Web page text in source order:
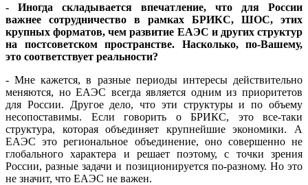
- Иногда складывается впечатление, что для России
важнее сотрудничество в рамках БРИКС, ШОС, этих
крупных форматов, чем развитие ЕАЭС и других структур
на постсоветском пространстве. Насколько, по-Вашему,
это соответствует реальности?
- Мне кажется, в разные периоды интересы действительно
меняются, но ЕАЭС всегда является одним из приоритетов
для России. Другое дело, что эти структуры и по объему
несопоставимы. Если говорить о БРИКС, это все-таки
структура, которая объединяет крупнейшие экономики. А
ЕАЭС это региональное объединение, оно совершенно не
глобального характера и решает поэтому, с точки зрения
России, разные задачи и позиционируется по-разному. Но это
не значит, что ЕАЭС не важен.